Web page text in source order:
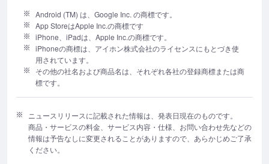
Android (TM) は、Google Inc. の商標です。
App StoreはApple Inc.の商標です
iPhone、iPadは、Apple Inc.の商標です。
iPhoneの商標は、アイホン株式会社のライセンスにもとづき使
用されています。
その他の社名および商品名は、それぞれ各社の登録商標または商
標です。
ニュースリリースに記載された情報は、発表日現在のものです。
商品・サービスの料金、サービス内容・仕様、お問い合わせ先などの
情報は予告なしに変更されることがありますので、あらかじめご了承
ください。